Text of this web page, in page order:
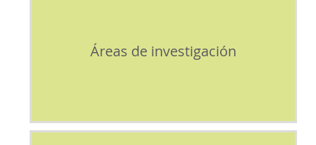
Áreas de investigación